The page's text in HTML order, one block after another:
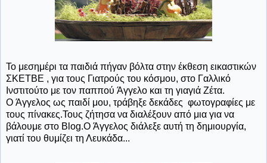
Το μεσημέρι τα παιδιά πήγαν βόλτα στην έκθεση εικαστικών
ΣΚΕΤΒΕ , για τους Γιατρούς του κόσμου, στο Γαλλικό
Ινστιτούτο με τον παππού Άγγελο και τη γιαγιά Ζέτα.
Ο Άγγελος ως παιδί μου, τράβηξε δεκάδες φωτογραφίες με
τους πίνακες.Τους ζήτησα να διαλέξουν από μια για να
βάλουμε στο Blog.Ο Άγγελος διάλεξε αυτή τη δημιουργία,
γιατί του θυμίζει τη Λευκάδα...